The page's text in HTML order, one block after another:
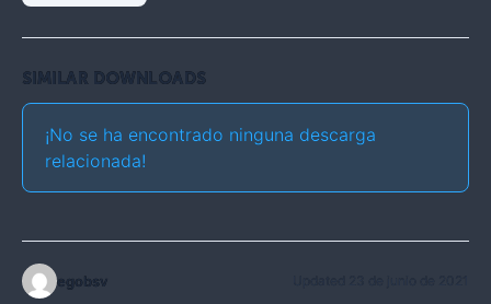
SIMILAR DOWNLOADS
¡No se ha encontrado ninguna descarga
relacionada!
egobsv